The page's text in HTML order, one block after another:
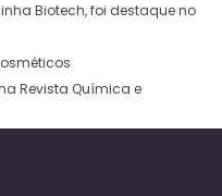
Biotech, foi destaque no
Revista Química e